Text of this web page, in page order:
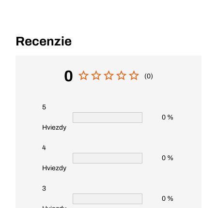
Recenzie
0 (0)
5
Hviezdy
0 %
4
Hviezdy
0 %
3
0 %